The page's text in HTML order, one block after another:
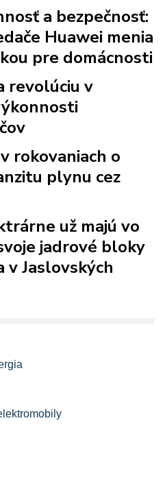
a bezpečnosť:
Huawei menia
pre domácnosti
revolúciu v
rokovaniach o
plynu cez
už majú vo
jadrové bloky
v Jaslovských